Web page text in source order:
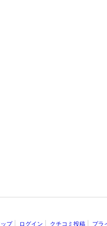
プ ログイン クチコミ投稿 プラ